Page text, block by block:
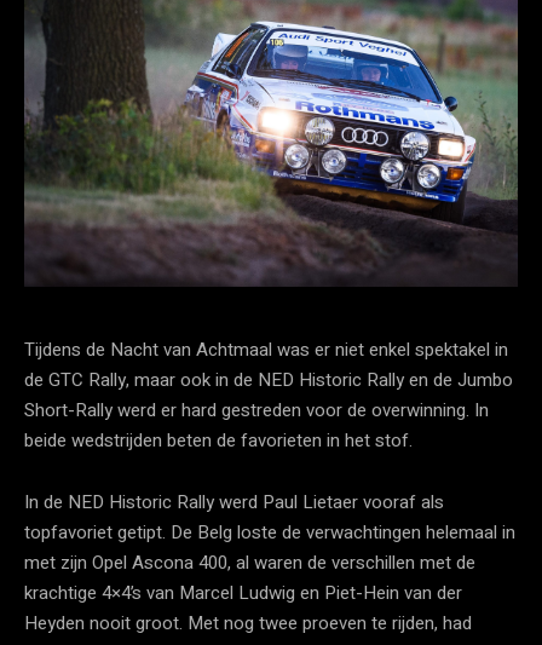
Tijdens de Nacht van Achtmaal was er niet enkel spektakel in
de GTC Rally, maar ook in de NED Historic Rally en de Jumbo
Short-Rally werd er hard gestreden voor de overwinning. In
beide wedstrijden beten de favorieten in het stof.
In de NED Historic Rally werd Paul Lietaer vooraf als
topfavoriet getipt. De Belg loste de verwachtingen helemaal in
met zijn Opel Ascona 400, al waren de verschillen met de
krachtige 4×4’s van Marcel Ludwig en Piet-Hein van der
Heyden nooit groot. Met nog twee proeven te rijden, had